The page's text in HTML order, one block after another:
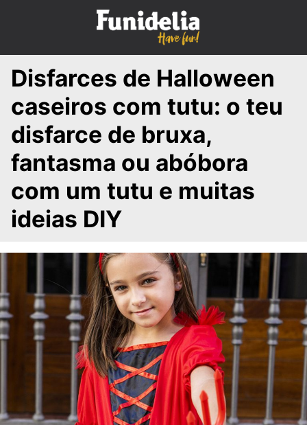
p
Disfarces de Halloween
caseiros com tutu: o teu
disfarce de bruxa,
fantasma ou abóbora
com um tutu e muitas
ideias DIY